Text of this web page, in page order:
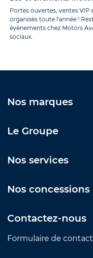
Portes ouvertes, ventes
organisés toute l'année !
événements chez Motors
sociaux.
Nos marques
Le Groupe
Nos services
Nos concessions
Contactez-nous
Formulaire de contact